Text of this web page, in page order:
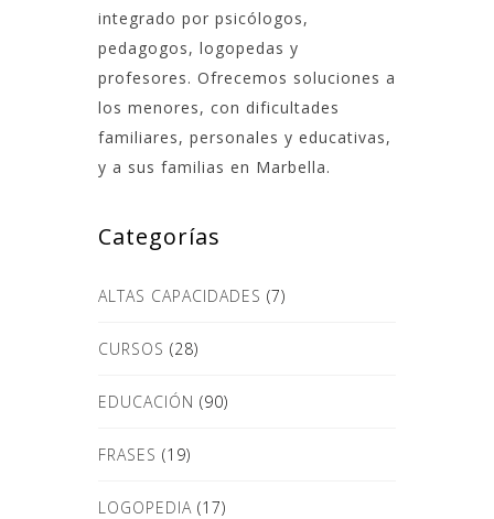
integrado por psicólogos,
pedagogos, logopedas y
profesores. Ofrecemos soluciones a
los menores, con dificultades
familiares, personales y educativas,
y a sus familias en Marbella.
Categorías
ALTAS CAPACIDADES (7)
CURSOS (28)
EDUCACIÓN (90)
FRASES (19)
LOGOPEDIA (17)